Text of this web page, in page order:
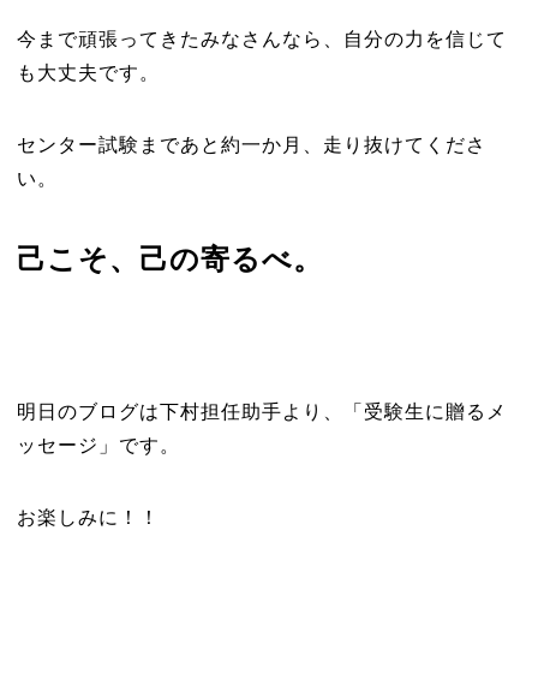
今まで頑張ってきたみなさんなら、自分の力を信じて
も大丈夫です。
センター試験まであと約一か月、走り抜けてくださ
い。
己こそ、己の寄るべ。
明日のブログは下村担任助手より、「受験生に贈るメ
ッセージ」です。
お楽しみに！！